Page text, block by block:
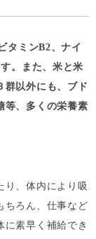
タミンB2、ナイ
。また、米と米
群以外にも、ブド
等、多くの栄養素
、体内により吸
ちろん、仕事など
に素早く補給でき